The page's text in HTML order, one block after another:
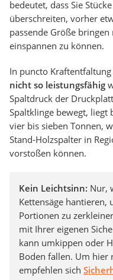
bedeutet, dass Sie
überschreiten, vorher
passende Größe
einspannen zu können.
In puncto
nicht so leistungsfähig
Spaltdruck der
Spaltklinge bewegt, liegt
vier bis sieben Tonnen,
Stand-Holzspalter in
vorstoßen können.
Kein Leichtsinn: Nur,
Kettensäge hantieren,
Portionen zu
mit Ihrer eigenen
kann umkippen oder
Boden fallen. Um hier
empfehlen sich